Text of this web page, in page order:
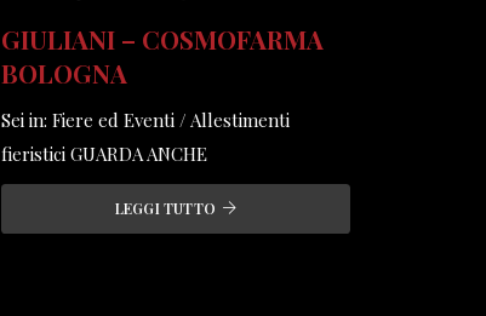
GIULIANI – COSMOFARMA
BOLOGNA
Sei in: Fiere ed Eventi / Allestimenti
fieristici GUARDA ANCHE
LEGGI TUTTO